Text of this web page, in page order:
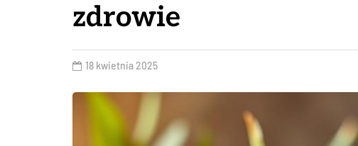
zdrowie
18 kwietnia 2025